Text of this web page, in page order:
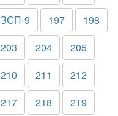
ЗСП-9 197
198
203 204
205
210 211
212
217 218
219